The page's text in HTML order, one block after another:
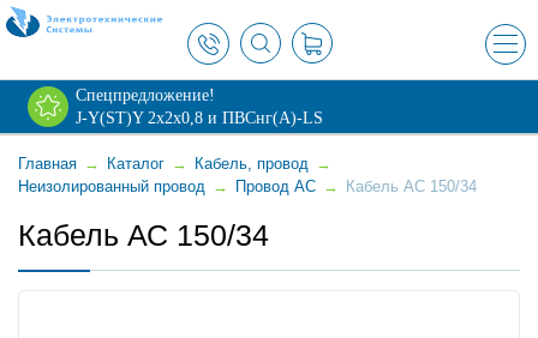
×
Спецпредложение!
J-Y(ST)Y 2х2х0,8 и ПВСнг(А)-LS
Главная → Каталог → Кабель, провод →
Неизолированный провод → Провод АС → Кабель АС 150/34
Кабель АС 150/34